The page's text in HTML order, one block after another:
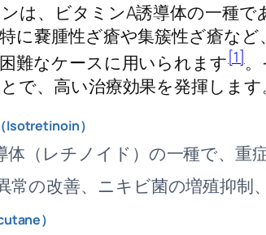
は、ビタミンA誘導体の一種
に嚢腫性ざ瘡や集簇性ざ瘡な
難なケースに用いられます[1]
で、高い治療効果を発揮します
Isotretinoin）
体（レチノイド）の一種で、
常の改善、ニキビ菌の増殖抑制
）